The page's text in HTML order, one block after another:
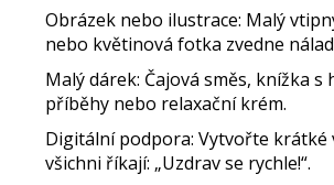
Obrázek nebo ilustrace: Malý
nebo květinová fotka zvedne
Malý dárek: Čajová směs, knížka
příběhy nebo relaxační krém.
Digitální podpora: Vytvořte krátké
všichni říkají: „Uzdrav se rychle!“.